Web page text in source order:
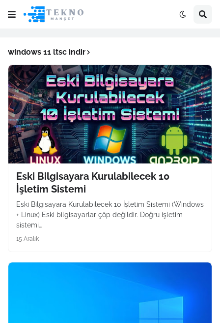
windows 11 ltsc indir
Eski Bilgisayara Kurulabilecek 10
İşletim Sistemi
Eski Bilgisayara Kurulabilecek 10 İşletim Sistemi (Windows
+ Linux) Eski bilgisayarlar çöp değildir. Doğru işletim
sistemi…
15 Aralık